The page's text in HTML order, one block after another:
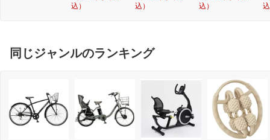
込）
込）
込）
同じジャンルのランキング